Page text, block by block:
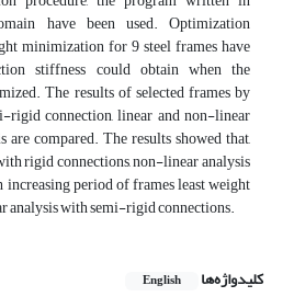
have been used. Optimization
minimization for 9 steel frames have
stiffness could obtain when the
The results of selected frames by
rigid connection, linear and non-linear
are compared. The results showed that,
rigid connections, non-linear analysis
period of frames least weight
analysis with semi-rigid connections.
کلیدواژه‌ها English